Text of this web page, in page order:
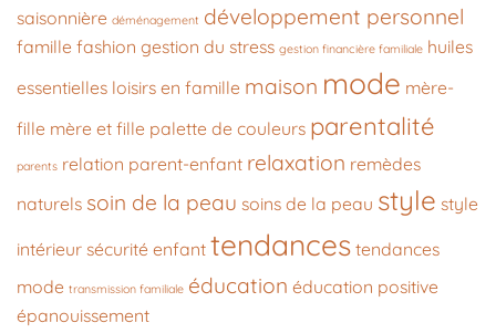
saisonnière déménagement développement personnel
famille fashion gestion du stress gestion financière familiale huiles
essentielles loisirs en famille maison mode mère-
fille mère et fille palette de couleurs parentalité
parents relation parent-enfant relaxation remèdes
naturels soin de la peau soins de la peau style style
intérieur sécurité enfant tendances tendances
mode transmission familiale éducation éducation positive
épanouissement